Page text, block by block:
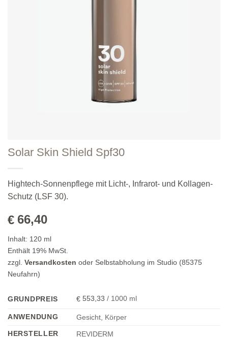
Solar Skin Shield Spf30
Hightech-Sonnenpflege mit Licht-, Infrarot- und Kollagen-
Schutz (LSF 30).
€ 66,40
Inhalt: 120 ml
Enthält 19% MwSt.
zzgl. Versandkosten oder Selbstabholung im Studio (85375
Neufahrn)
GRUNDPREIS € 553,33 / 1000 ml
ANWENDUNG
Gesicht, Körper
HERSTELLER
REVIDERM